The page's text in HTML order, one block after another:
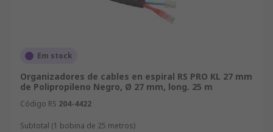
Em stock
Organizadores de cables en espiral RS PRO KL 27 mm
de Polipropileno Negro, Ø 27 mm, long. 25 m
Código RS 204-4422
Subtotal (1 bobina de 25 metros)